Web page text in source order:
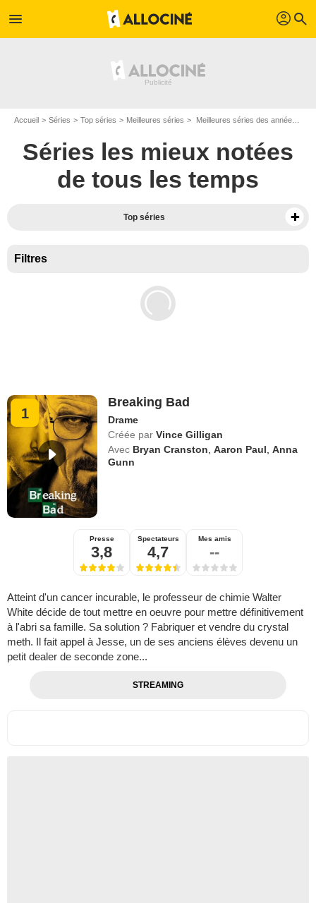
menu profil search
Accueil Séries Top séries Meilleures séries Meilleures séries des années 2000
Séries les mieux notées
de tous les temps
Top séries
Filtres
1
Breaking Bad
Drame
Créée par Vince Gilligan
Avec Bryan Cranston ,Aaron Paul ,Anna
Gunn
Presse
3,8
Spectateurs
4,7
Mes amis
--
Atteint d'un cancer incurable, le professeur de chimie Walter
White décide de tout mettre en oeuvre pour mettre définitivement
à l'abri sa famille. Sa solution ? Fabriquer et vendre du crystal
meth. Il fait appel à Jesse, un de ses anciens élèves devenu un
petit dealer de seconde zone...
STREAMING